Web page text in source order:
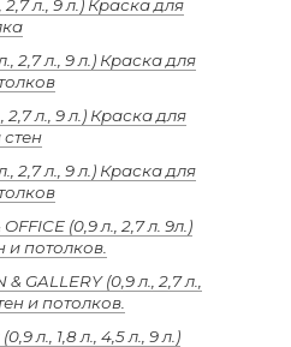
л., 9 л.) Краска для
2,7 л., 9 л.) Краска для
л., 9 л.) Краска для
2,7 л., 9 л.) Краска для
(0,9 л., 2,7 л. 9л.)
и потолков.
GALLERY (0,9 л., 2,7 л.,
и потолков.
л., 1,8 л., 4,5 л., 9 л.)